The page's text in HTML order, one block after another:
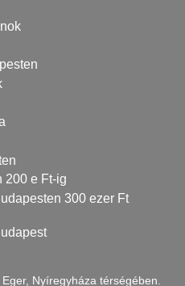
200 e Ft-ig
300 ezer Ft
Nyíregyháza térségében.